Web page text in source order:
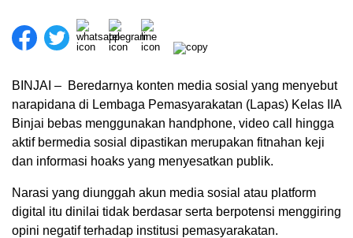
BINJAI – Beredarnya konten media sosial yang menyebut
narapidana di Lembaga Pemasyarakatan (Lapas) Kelas IIA
Binjai bebas menggunakan handphone, video call hingga
aktif bermedia sosial dipastikan merupakan fitnahan keji
dan informasi hoaks yang menyesatkan publik.
Narasi yang diunggah akun media sosial atau platform
digital itu dinilai tidak berdasar serta berpotensi menggiring
opini negatif terhadap institusi pemasyarakatan.